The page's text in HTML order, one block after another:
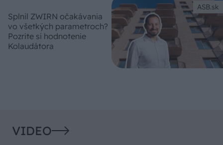
ASB.sk
Splnil ZWIRN očakávania
vo všetkých parametroch?
Pozrite si hodnotenie
Kolaudátora
VIDEO